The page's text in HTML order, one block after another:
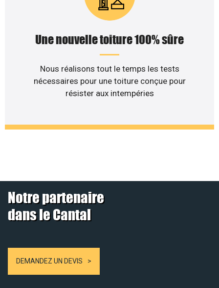
Une nouvelle toiture 100% sûre
Nous réalisons tout le temps les tests
nécessaires pour une toiture conçue pour
résister aux intempéries
Notre partenaire
dans le Cantal
DEMANDEZ UN DEVIS